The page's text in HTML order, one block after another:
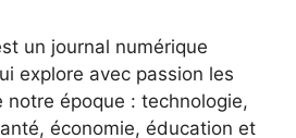
un journal numérique
explore avec passion les
notre époque : technologie,
économie, éducation et